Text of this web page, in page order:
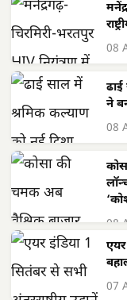
08
ने
08
08
एयर
07